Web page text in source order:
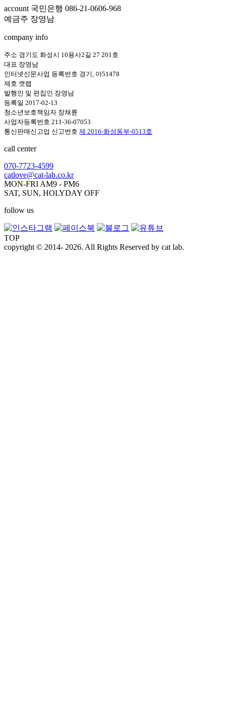
account 국민은행 086-21-0606-968
예금주 장영남
company info
주소 경기도 화성시 10용사2길 27 201호
대표 장영남
인터넷신문사업 등록번호 경기, 아51478
제호 캣랩
발행인 및 편집인 장영남
등록일 2017-02-13
청소년보호책임자 장채륜
사업자등록번호 211-36-07053
통신판매신고업 신고번호 제 2016-화성동부-0513호
call center
070-7723-4599
catlove@cat-lab.co.kr
MON-FRI AM9 - PM6
SAT, SUN, HOLYDAY OFF
follow us
TOP
copyright © 2014- 2026. All Rights Reserved by cat lab.